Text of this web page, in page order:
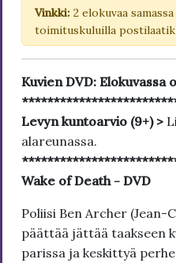
Vinkki: 2 elokuvaa
toimituskuluilla
Kuvien DVD:
Levyn kuntoarvio (9+) >
alareunassa.
Wake of Death - DVD
Poliisi Ben Archer (Jean-
päättää jättää taakseen
parissa ja keskittyä